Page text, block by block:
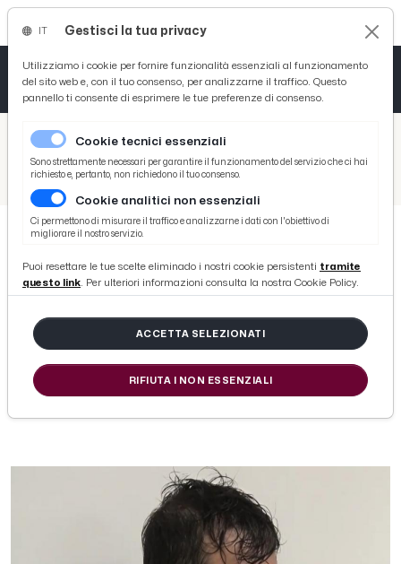
/ Picenotime
/ Atletico Ascoli
Atletico Ascoli-Civitanovese 4-1: le voci di Filippini, De Filippis e Giovannini post gara
Atletico Ascoli-Civitanovese 4-1: le
voci di Filippini, De Filippis e
Giovannini post gara
di Redazione Picenotime
Gestisci la tua privacy
Utilizziamo i cookie per fornire funzionalità essenziali al funzionamento
del sito web e, con il tuo consenso, per analizzarne il traffico. Questo
pannello ti consente di esprimere le tue preferenze di consenso.
Cookie tecnici essenziali
Sono strettamente necessari per garantire il funzionamento del servizio che ci hai
richiesto e, pertanto, non richiedono il tuo consenso.
Cookie analitici non essenziali
Ci permettono di misurare il traffico e analizzarne i dati con l'obiettivo di
migliorare il nostro servizio.
Puoi resettare le tue scelte eliminado i nostri cookie persistenti tramite
questo link. Per ulteriori informazioni consulta la nostra Cookie Policy.
ACCETTA SELEZIONATI
RIFIUTA I NON ESSENZIALI
Tutto News
Tutto Sport
Basket
Ciclismo
Tutto Curiosità